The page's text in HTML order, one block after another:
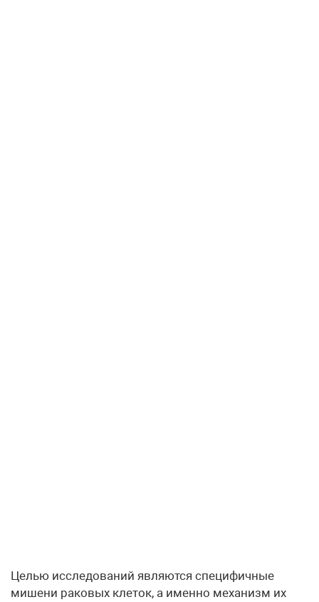
Целью исследований являются специфичные
мишени раковых клеток, а именно механизм их